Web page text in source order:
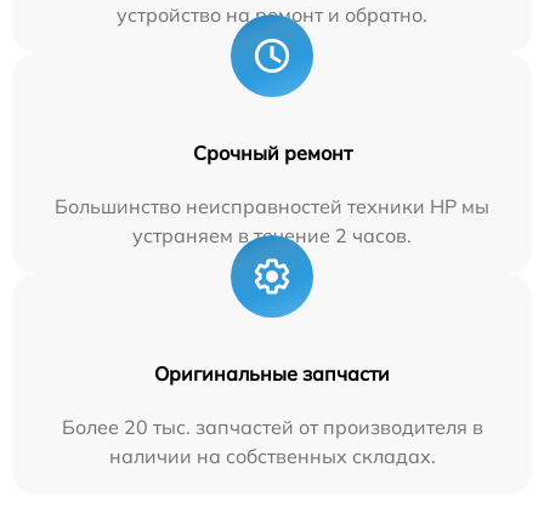
устройство на ремонт и обратно.
Срочный ремонт
Большинство неисправностей техники HP мы
устраняем в течение 2 часов.
Оригинальные запчасти
Более 20 тыс. запчастей от производителя в
наличии на собственных складах.